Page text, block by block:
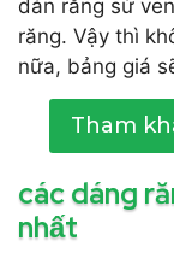
dán răng sứ
răng. Vậy thì
nữa, bảng giá
Tham
các dáng
nhất